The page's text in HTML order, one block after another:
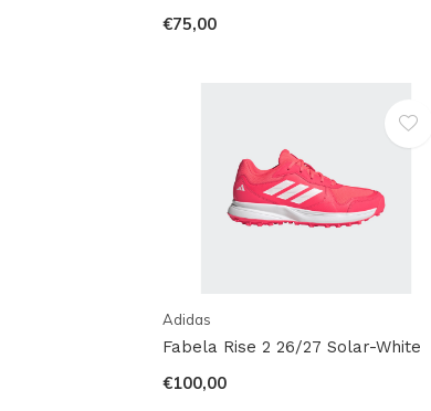
€75,00
Adidas
Fabela Rise 2 26/27 Solar-White
€100,00